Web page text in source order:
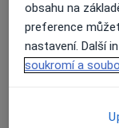
Způsoby
Na teto
Detaily
obsahu na
preference
nastavení. Další
soukromí a